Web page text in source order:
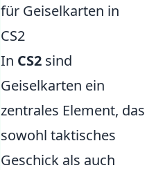
für Geiselkarten in
CS2
In CS2 sind
Geiselkarten ein
zentrales Element, das
sowohl taktisches
Geschick als auch